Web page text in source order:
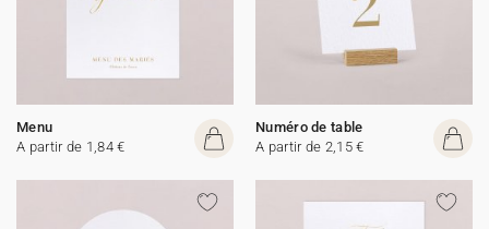
Menu
A partir de 1,84 €
Numéro de table
A partir de 2,15 €